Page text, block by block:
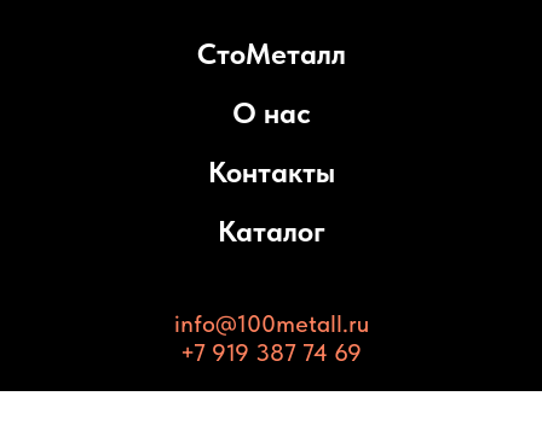
СтоМеталл
О нас
Контакты
Каталог
info@100metall.ru
+7 919 387 74 69